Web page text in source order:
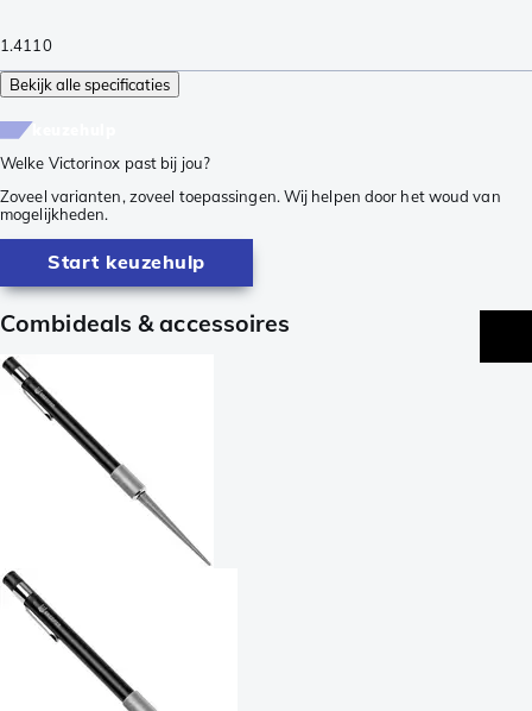
1.4110
Bekijk alle specificaties
Welke Victorinox past bij jou?
Zoveel varianten, zoveel toepassingen. Wij helpen door het woud van
mogelijkheden.
Start keuzehulp
Combideals & accessoires